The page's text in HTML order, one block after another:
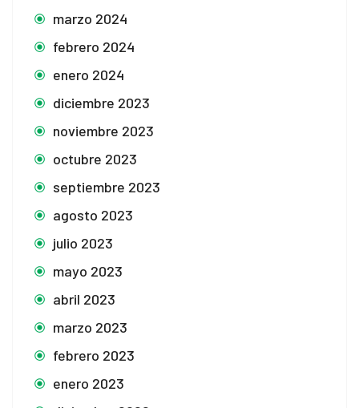
marzo 2024
febrero 2024
enero 2024
diciembre 2023
noviembre 2023
octubre 2023
septiembre 2023
agosto 2023
julio 2023
mayo 2023
abril 2023
marzo 2023
febrero 2023
enero 2023